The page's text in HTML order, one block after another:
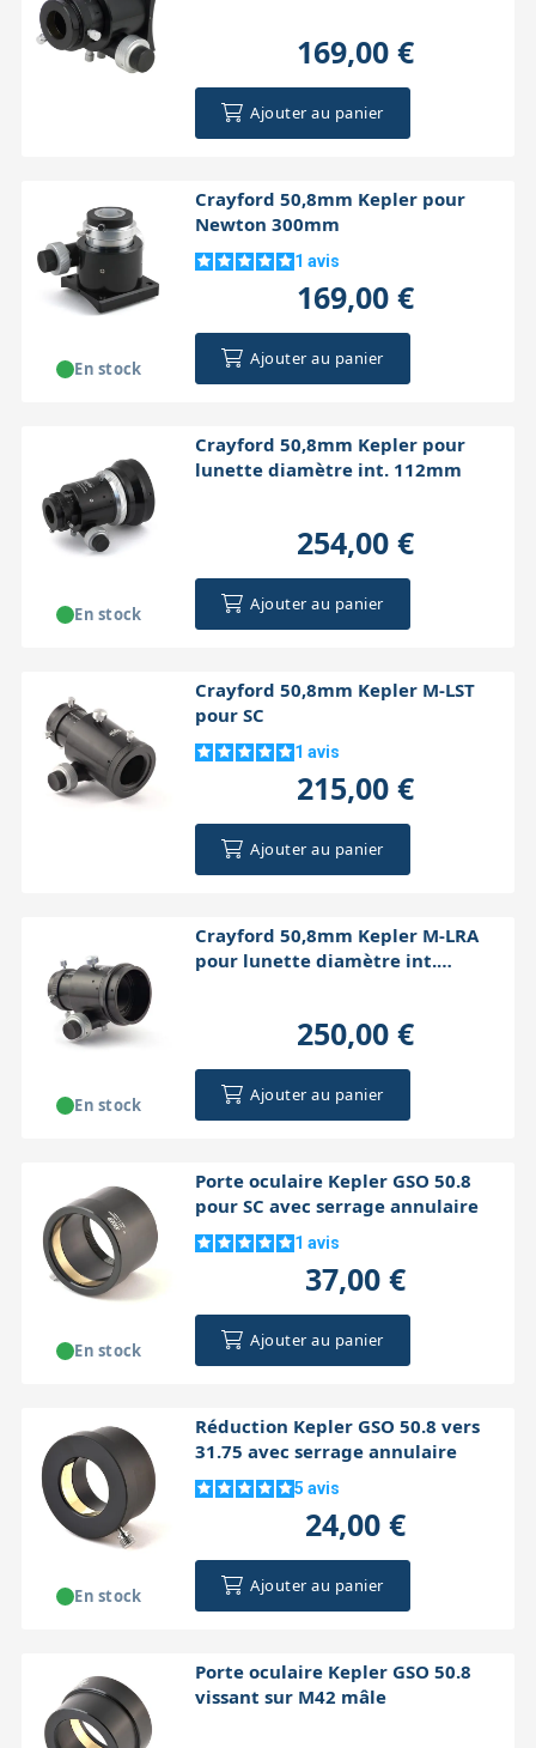
169,00 €
Ajouter au panier
Crayford 50,8mm Kepler pour
Newton 300mm
1 avis
169,00 €
Ajouter au panier
En stock
Crayford 50,8mm Kepler pour
lunette diamètre int. 112mm
254,00 €
Ajouter au panier
En stock
Crayford 50,8mm Kepler M-LST
pour SC
1 avis
215,00 €
Ajouter au panier
Crayford 50,8mm Kepler M-LRA
pour lunette diamètre int.
250,00 €
Ajouter au panier
En stock
Porte oculaire Kepler GSO 50.8
pour SC avec serrage annulaire
1 avis
37,00 €
Ajouter au panier
En stock
Réduction Kepler GSO 50.8 vers
31.75 avec serrage annulaire
5 avis
24,00 €
Ajouter au panier
En stock
Porte oculaire Kepler GSO 50.8
vissant sur M42 mâle